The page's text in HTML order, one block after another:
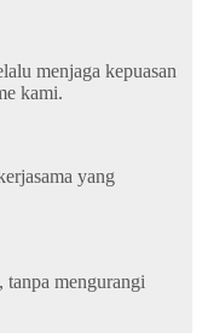
menjaga kepuasan
kami.
yang
mengurangi